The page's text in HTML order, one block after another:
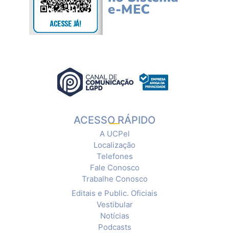
ACESSO RÁPIDO
A UCPel
Localização
Telefones
Fale Conosco
Trabalhe Conosco
Editais e Public. Oficiais
Vestibular
Notícias
Podcasts